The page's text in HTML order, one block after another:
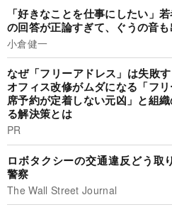
「好きなことを仕事にしたい」
の回答が正論すぎて、ぐうの音
小倉健一
なぜ「フリーアドレス」は失敗
オフィス改修がムダになる「フ
席予約が定着しない元凶」と組
る解決策とは
PR
ロボタクシーの交通違反どう取
警察
The Wall Street Journal